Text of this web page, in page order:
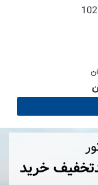
کد‌تخفیف خرید